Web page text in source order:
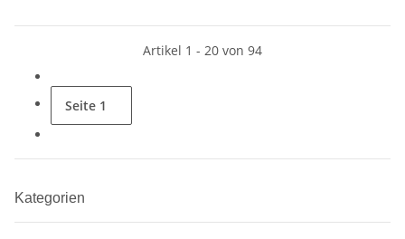
Artikel 1 - 20 von 94
Seite 1
Kategorien